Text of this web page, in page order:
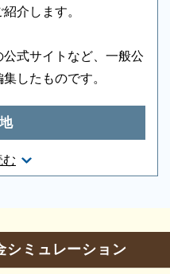
ください
にあわせてご用意いた
亡届なども代行できま
む
介します。
式サイトなど、一般公
したものです。
水1038番地8
24-1234
25-1598
シミュレーション